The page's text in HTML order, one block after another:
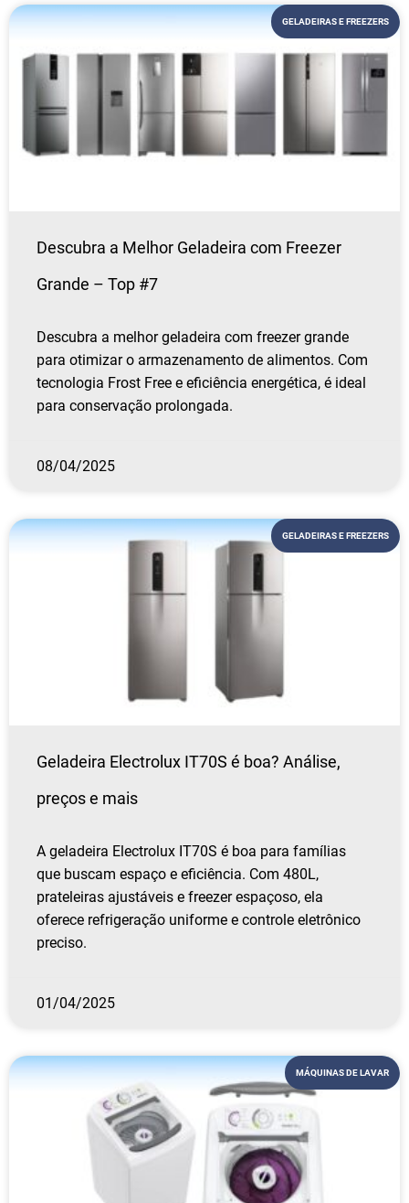
GELADEIRAS E FREEZERS
Descubra a Melhor Geladeira com Freezer
Grande – Top #7
Descubra a melhor geladeira com freezer grande
para otimizar o armazenamento de alimentos. Com
tecnologia Frost Free e eficiência energética, é ideal
para conservação prolongada.
08/04/2025
GELADEIRAS E FREEZERS
Geladeira Electrolux IT70S é boa? Análise,
preços e mais
A geladeira Electrolux IT70S é boa para famílias
que buscam espaço e eficiência. Com 480L,
prateleiras ajustáveis e freezer espaçoso, ela
oferece refrigeração uniforme e controle eletrônico
preciso.
01/04/2025
MÁQUINAS DE LAVAR